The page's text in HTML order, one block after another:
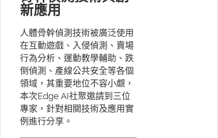
新應用
人體骨幹偵測技術被廣泛使用
在互動遊戲、入侵偵測、賣場
行為分析、運動教學輔助、跌
倒偵測、產線公共安全等各個
領域，其重要地位不容小覷，
本次Edge AI社聚邀請到三位
專家，針對相關技術及應用實
例進行分享。